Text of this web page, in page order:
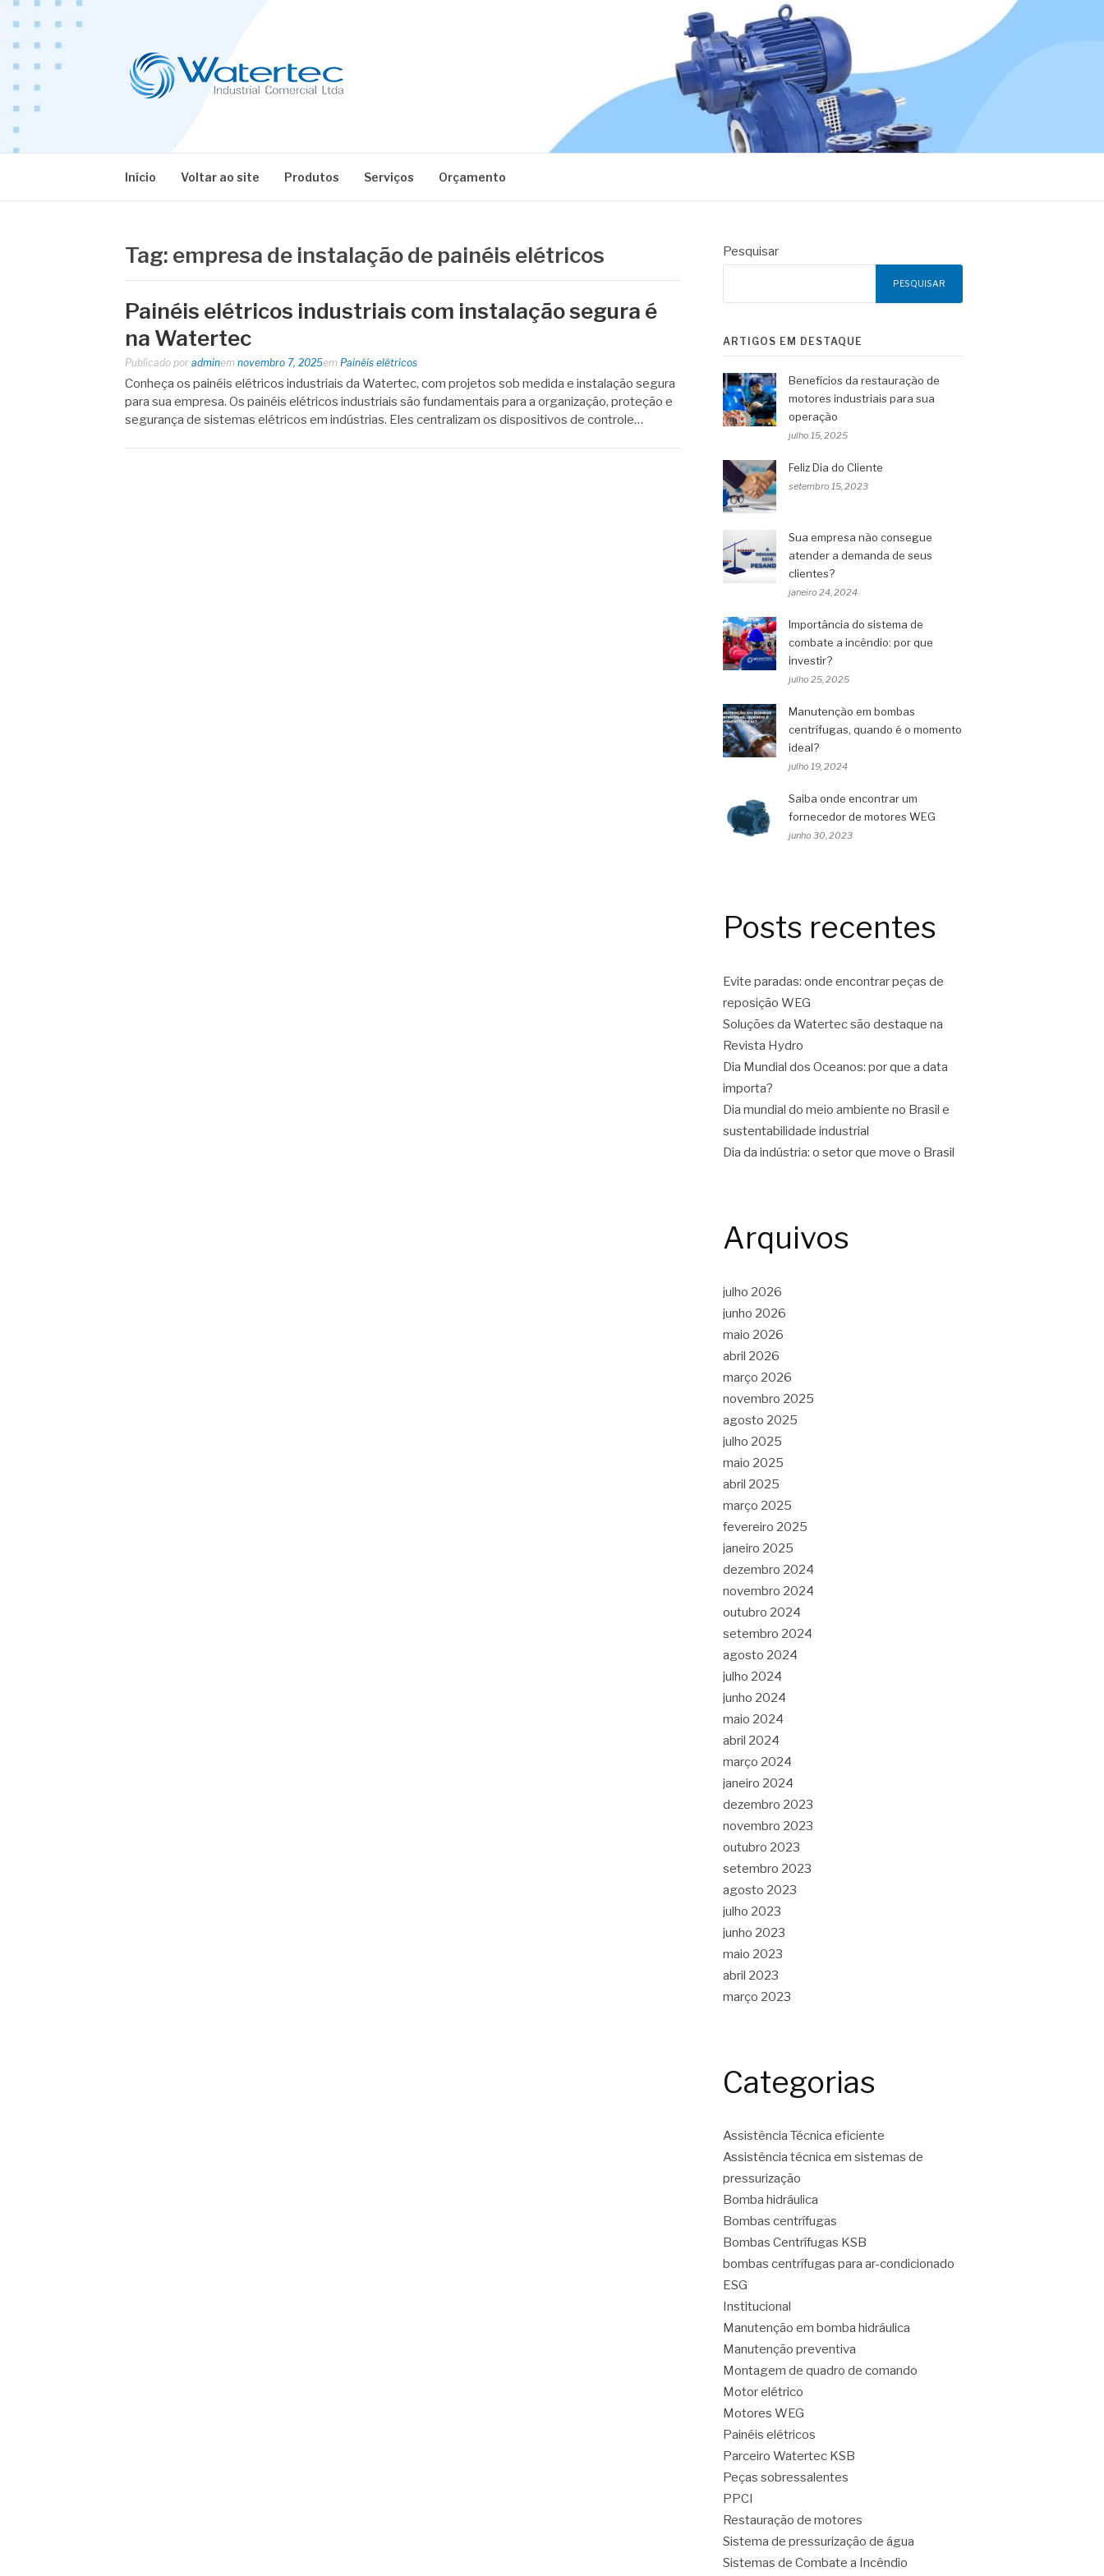
Pular
para
conteúdo
Início Voltar ao site Produtos Serviços Orçamento
Tag: empresa de instalação de painéis elétricos
Painéis elétricos industriais com instalação segura é
na Watertec
Publicado por adminem novembro 7, 2025em Painéis elétricos
Conheça os painéis elétricos industriais da Watertec, com projetos sob medida e instalação segura
para sua empresa. Os painéis elétricos industriais são fundamentais para a organização, proteção e
segurança de sistemas elétricos em indústrias. Eles centralizam os dispositivos de controle…
Pesquisar
PESQUISAR
ARTIGOS EM DESTAQUE
Benefícios da restauração de
motores industriais para sua
operação
julho 15, 2025
Feliz Dia do Cliente
setembro 15, 2023
Sua empresa não consegue
atender a demanda de seus
clientes?
janeiro 24, 2024
Importância do sistema de
combate a incêndio: por que
investir?
julho 25, 2025
Manutenção em bombas
centrífugas, quando é o momento
ideal?
julho 19, 2024
Saiba onde encontrar um
fornecedor de motores WEG
junho 30, 2023
Posts recentes
Evite paradas: onde encontrar peças de
reposição WEG
Soluções da Watertec são destaque na
Revista Hydro
Dia Mundial dos Oceanos: por que a data
importa?
Dia mundial do meio ambiente no Brasil e
sustentabilidade industrial
Dia da indústria: o setor que move o Brasil
Arquivos
julho 2026
junho 2026
maio 2026
abril 2026
março 2026
novembro 2025
agosto 2025
julho 2025
maio 2025
abril 2025
março 2025
fevereiro 2025
janeiro 2025
dezembro 2024
novembro 2024
outubro 2024
setembro 2024
agosto 2024
julho 2024
junho 2024
maio 2024
abril 2024
março 2024
janeiro 2024
dezembro 2023
novembro 2023
outubro 2023
setembro 2023
agosto 2023
julho 2023
junho 2023
maio 2023
abril 2023
março 2023
Categorias
Assistência Técnica eficiente
Assistência técnica em sistemas de
pressurização
Bomba hidráulica
Bombas centrífugas
Bombas Centrífugas KSB
bombas centrífugas para ar-condicionado
ESG
Institucional
Manutenção em bomba hidráulica
Manutenção preventiva
Montagem de quadro de comando
Motor elétrico
Motores WEG
Painéis elétricos
Parceiro Watertec KSB
Peças sobressalentes
PPCI
Restauração de motores
Sistema de pressurização de água
Sistemas de Combate a Incêndio